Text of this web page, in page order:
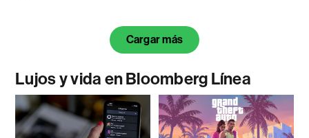
Cargar más
Lujos y vida en Bloomberg Línea